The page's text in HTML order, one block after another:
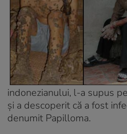
indonezianului, l-a supus
şi a descoperit că a fost
denumit Papilloma.